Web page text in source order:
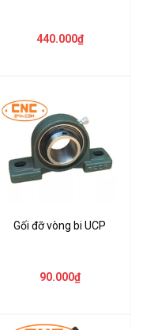
440.000₫
Gối đỡ vòng bi UCP
90.000₫